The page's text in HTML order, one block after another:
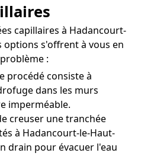
capillaires à Hadancourt-
options s'offrent à vous en
:
procédé consiste à
dans les murs
imperméable.
creuser une tranchée
à Hadancourt-le-Haut-
drain pour évacuer l'eau